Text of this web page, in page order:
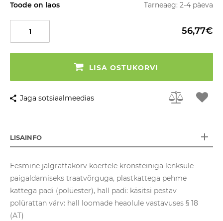
Toode on laos Tarneaeg: 2-4 päeva
56,77€
LISA OSTUKORVI
Jaga sotsiaalmeedias
LISAINFO
Eesmine jalgrattakorv koertele kronsteiniga lenksule
paigaldamiseks traatvõrguga, plastkattega pehme
kattega padi (polüester), hall padi: käsitsi pestav
polürattan värv: hall loomade heaolule vastavuses § 18
(AT)